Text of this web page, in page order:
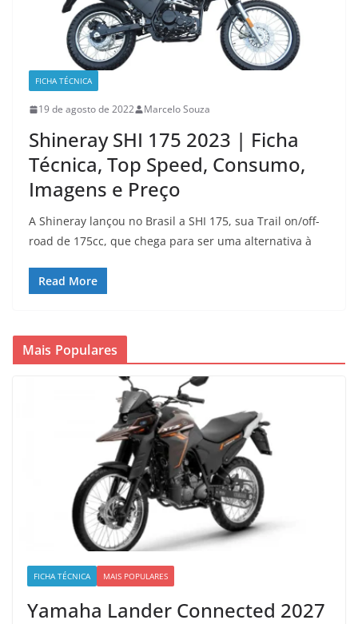
FICHA TÉCNICA
19 de agosto de 2022 Marcelo Souza
Shineray SHI 175 2023 | Ficha
Técnica, Top Speed, Consumo,
Imagens e Preço
A Shineray lançou no Brasil a SHI 175, sua Trail on/off-
road de 175cc, que chega para ser uma alternativa à
Read More
Mais Populares
FICHA TÉCNICA MAIS POPULARES
Yamaha Lander Connected 2027